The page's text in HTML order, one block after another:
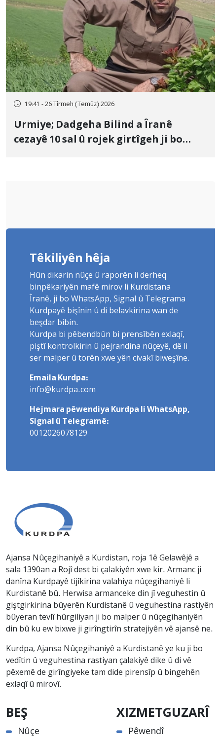
19:41 - 26 Tîrmeh (Temûz) 2026
Urmiye; Dadgeha Bilind a Îranê
cezayê 10 sal û rojek girtîgeh ji bo
Têkiliyên hêja
Hûn dikarin nûçe û raporên li derheq
binpêkariyên mafê mirov li Kurdistana
Îranê, ji bo WhatsApp, Signal û Telegrama
Kurdpayê bişînin û di belavkirina wan de
beşdar bibin.
Kurdpa bi pêbendbûn bi prensîbên exlaqî,
piştî kontrolkirin û pejrandina nûçeyê, dê li
ser malper û torên xwe yên civakî biweşîne.
Emaila Kurdpa:
info@kurdpa.com
Hejmara pêwendiya Kurdpa li WhatsApp,
Signal û Telegramê:
0012026078129
Ajansa Nûçegihaniyê a Kurdistan, roja 1ê Gelawêjê a
sala 1390an a Rojî dest bi çalakiyên xwe kir. Armanc ji
danîna Kurdpayê tijîkirina valahiya nûçegihaniyê li
Kurdistanê bû. Herwisa armanceke din jî veguhestin û
giştgirkirina bûyerên Kurdistanê û veguhestina rastiyên
bûyeran tevlî hûrgiliyan ji bo malper û nûçegihaniyên
din bû ku ew bixwe ji girîngtirîn stratejiyên vê ajansê ne.
Kurdpa, Ajansa Nûçegihaniyê a Kurdistanê ye ku ji bo
vedîtin û veguhestina rastiyan çalakiyê dike û di vê
pêxemê de girîngiyeke tam dide pirensîp û bingehên
exlaqî û mirovî.
BEŞ
Nûçe
XIZMETGUZARÎ
Pêwendî